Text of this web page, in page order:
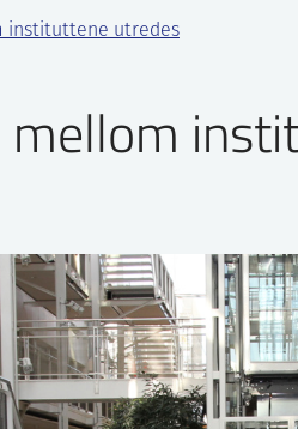
instituttene utredes